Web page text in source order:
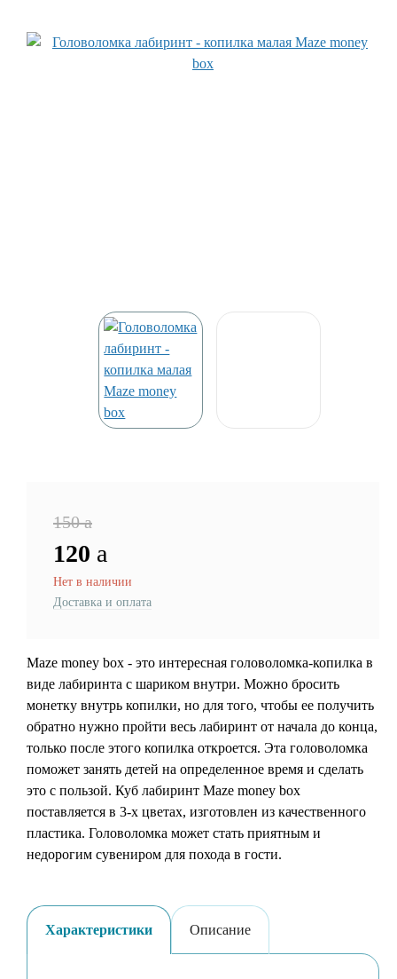
150a
120 a
Нет в наличии
Доставка и оплата
Maze money box - это интересная головоломка-копилка в
виде лабиринта с шариком внутри. Можно бросить
монетку внутрь копилки, но для того, чтобы ее получить
обратно нужно пройти весь лабиринт от начала до конца,
только после этого копилка откроется. Эта головоломка
поможет занять детей на определенное время и сделать
это с пользой. Куб лабиринт Maze money box
поставляется в 3-х цветах, изготовлен из качественного
пластика. Головоломка может стать приятным и
недорогим сувениром для похода в гости.
Характеристики Описание